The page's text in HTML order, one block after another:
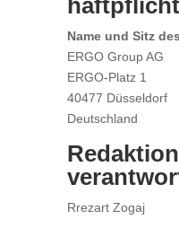
Name und Sitz
ERGO Group AG
ERGO-Platz 1
40477 Düsseldorf
Deutschland
Rrezart Zogaj